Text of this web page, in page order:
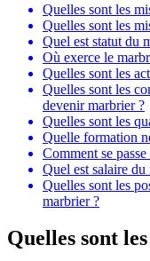
Quelles sont les
Quelles sont les
Quel est statut du
Où exerce le
Quelles sont les
Quelles sont les
devenir marbrier ?
Quelles sont les
Quelle formation
Comment se
Quel est salaire du
Quelles sont les
marbrier ?
Quelles sont